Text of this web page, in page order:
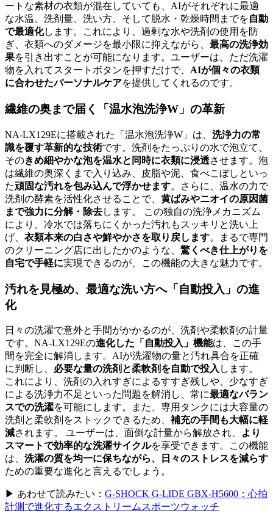
ートな素材の衣類が混在していても、AIがそれぞれに最適
な水温、洗剤量、洗い方、そして脱水・乾燥時間までを自動
で最適化します。これにより、過剰な水や洗剤の使用を防
ぎ、衣類へのダメージを最小限に抑えながら、 最高の洗浄効
果を引き出すことが可能になります。ユーザーは、ただ洗濯
物を入れてスタートボタンを押すだけで、 AIが個々の衣類
に合わせたパーソナルケアを提供してくれるのです。
繊維の奥まで届く「温水泡洗浄W」の革新
NA-LX129Eに搭載された「温水泡洗浄W」は、 洗浄力の常
識を覆す革新的な技術です。洗剤をたっぷりの水で泡立て、
そのきめ細やかな泡を温水と同時に衣類に浸透させます。泡
は繊維の奥深くまで入り込み、皮脂や泥、食べこぼしといっ
た頑固な汚れを包み込んで浮かせます。さらに、温水の力で
洗剤の酵素を活性化させることで、 黄ばみやニオイの原因菌
まで強力に分解・除去します。 この独自の洗浄メカニズム
により、冷水では落ちにくかった汚れもスッキリと洗い上
げ、 衣類本来の白さや鮮やかさを取り戻します。まるで専門
のクリーニング店に出したかのような、 驚くべき仕上がりを
自宅で手軽に実現できるのが、この機能の大きな魅力です。
汚れを見極め、最適な洗い方へ「自動投入」の進
化
日々の洗濯で意外と手間がかかるのが、洗剤や柔軟剤の計量
です。NA-LX129Eの進化した「自動投入」機能は、この手
間を完全に解消します。AIが洗濯物の量と汚れ具合を正確
に判断し、 必要な量の洗剤と柔軟剤を自動で投入 します。
これにより、洗剤の入れすぎによるすすぎ残しや、少なすぎ
による洗浄力不足といった問題を解消し、常に最適なバラン
スでの洗濯を可能にします。また、専用タンクには大容量の
洗剤と柔軟剤をストックできるため、 補充の手間も大幅に軽
減されます。 ユーザーは、面倒な計量から解放され、
より
スマートで効率的な洗濯サイクルを享受できます。この機能
は、 洗濯の質を均一に保ちながら、日々のストレスを減らす
ための重要な進化と言えるでしょう。
▶ あわせて読みたい： G-SHOCK G-LIDE GBX-H5600：心拍
計測で進化するエクストリームスポーツウォッチ